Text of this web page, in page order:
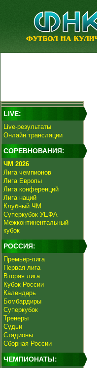
LIVE:
Live-результаты
Онлайн трансляции
СОРЕВНОВАНИЯ:
ЧМ 2026
Лига чемпионов
Лига Европы
Лига конференций
Лига наций
Клубный ЧМ
Суперкубок УЕФА
Межконтинентальный
кубок
РОССИЯ:
Премьер-лига
Первая лига
Вторая лига
Кубок России
Календарь
Бомбардиры
Суперкубок
Тренеры
Судьи
Стадионы
Сборная России
ЧЕМПИОНАТЫ: